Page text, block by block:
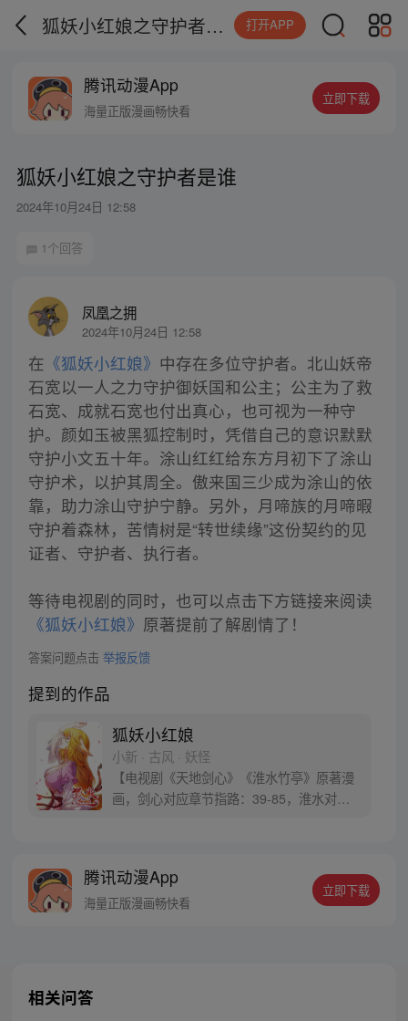
狐妖小红娘之守护者是谁 打开APP
腾讯动漫App
海量正版漫画畅快看
立即下载
狐妖小红娘之守护者是谁
2024年10月24日 12:58
1个回答
凤凰之拥
2024年10月24日 12:58
在 《狐妖小红娘》 中存在多位守护者。北山妖帝
石宽以一人之力守护御妖国和公主；公主为了救
石宽、成就石宽也付出真心，也可视为一种守
护。颜如玉被黑狐控制时，凭借自己的意识默默
守护小文五十年。涂山红红给东方月初下了涂山
守护术，以护其周全。傲来国三少成为涂山的依
靠，助力涂山守护宁静。另外，月啼族的月啼暇
守护着森林，苦情树是“转世续缘”这份契约的见
证者、守护者、执行者。
等待电视剧的同时，也可以点击下方链接来阅读
《狐妖小红娘》 原著提前了解剧情了！
答案问题点击 举报反馈
提到的作品
狐妖小红娘
小新 · 古风 · 妖怪
【电视剧《天地剑心》《淮水竹亭》原著漫
画，剑心对应章节指路：39-85，淮水对应
腾讯动漫App
海量正版漫画畅快看
立即下载
相关问答